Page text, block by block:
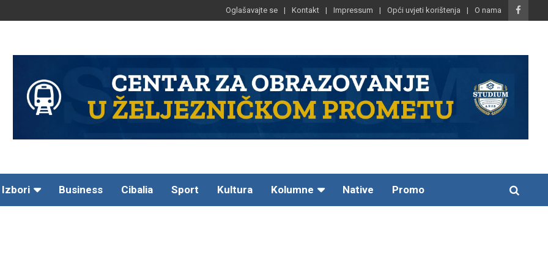
Oglašavajte se Kontakt Impressum Opći uvjeti korištenja O nama
Izbori Business Cibalia Sport Kultura Kolumne Native Promo